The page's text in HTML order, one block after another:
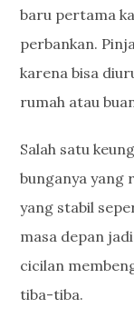
baru pertama
perbankan.
karena bisa
rumah atau
Salah satu
bunganya yang
yang stabil
masa depan
cicilan
tiba-tiba.